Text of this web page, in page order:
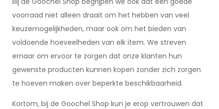
voorraad niet alleen draait om het hebben van veel
keuzemogelijkheden, maar ook om het bieden van
voldoende hoeveelheden van elk item. We streven
ernaar om ervoor te zorgen dat onze klanten hun
gewenste producten kunnen kopen zonder zich zorgen
te hoeven maken over beperkte beschikbaarheid.
Kortom, bij de Goochel Shop kun je erop vertrouwen dat